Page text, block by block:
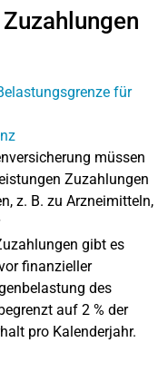
müssen
Zuzahlungen
z. B. zu Arzneimitteln,
gibt es
finanzieller
des
auf 2 % der
pro Kalenderjahr.